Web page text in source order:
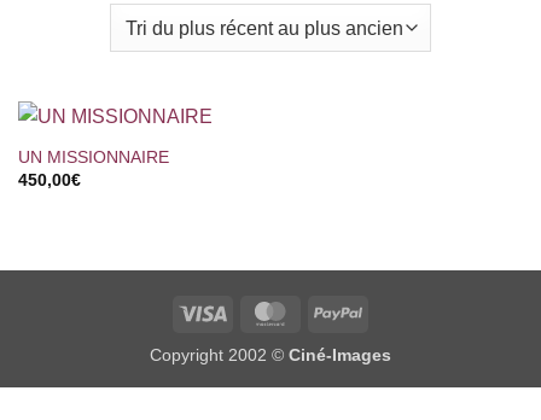
UN MISSIONNAIRE
450,00€
Visa MasterCardPayPal
Copyright 2002 © Ciné-Images